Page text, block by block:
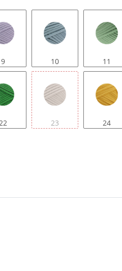
9 10 11
23 24